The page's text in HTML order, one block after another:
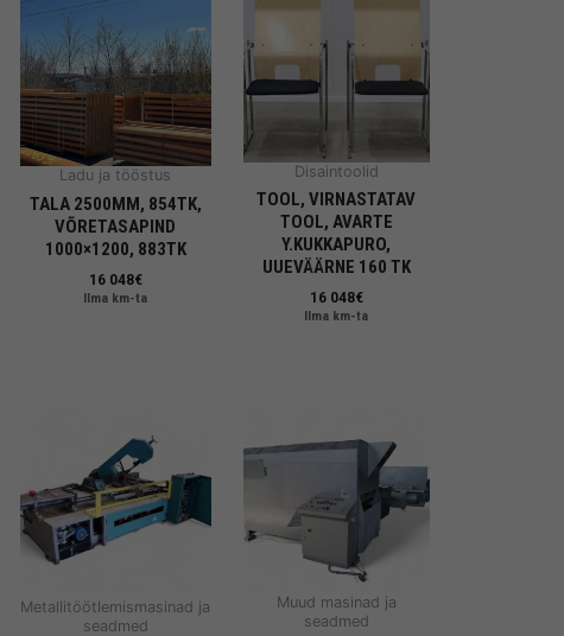
Ladu ja tööstus
TALA 2500MM, 854TK,
VÕRETASAPIND
1000×1200, 883TK
16 048€
Ilma km-ta
Disaintoolid
TOOL, VIRNASTATAV
TOOL, AVARTE
Y.KUKKAPURO,
UUEVÄÄRNE 160 TK
16 048€
Ilma km-ta
Metallitöötlemismasinad ja
seadmed
Muud masinad ja
seadmed